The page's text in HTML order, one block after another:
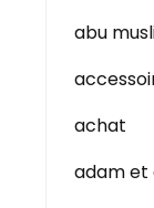
abu
achat
adam et